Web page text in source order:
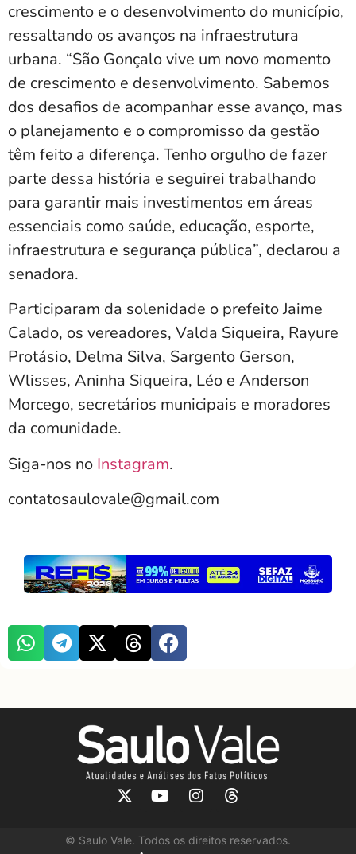
crescimento e o desenvolvimento do município,
ressaltando os avanços na infraestrutura
urbana. “São Gonçalo vive um novo momento
de crescimento e desenvolvimento. Sabemos
dos desafios de acompanhar esse avanço, mas
o planejamento e o compromisso da gestão
têm feito a diferença. Tenho orgulho de fazer
parte dessa história e seguirei trabalhando
para garantir mais investimentos em áreas
essenciais como saúde, educação, esporte,
infraestrutura e segurança pública”, declarou a
senadora.
Participaram da solenidade o prefeito Jaime
Calado, os vereadores, Valda Siqueira, Rayure
Protásio, Delma Silva, Sargento Gerson,
Wlisses, Aninha Siqueira, Léo e Anderson
Morcego, secretários municipais e moradores
da comunidade.
Siga-nos no Instagram.
contatosaulovale@gmail.com
© Saulo Vale. Todos os direitos reservados.